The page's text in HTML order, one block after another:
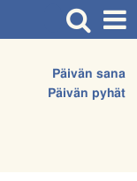
Päivän sana
Päivän pyhät